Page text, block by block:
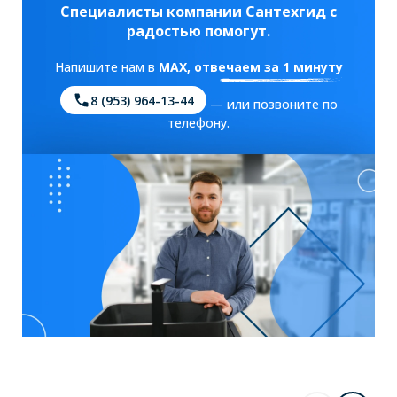
Специалисты компании Сантехгид с
радостью помогут.
Напишите нам в MAX, отвечаем за 1 минуту
8 (953) 964-13-44
— или позвоните по
телефону.